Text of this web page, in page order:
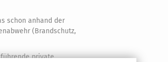
schon anhand der
(Brandschutz,
private,